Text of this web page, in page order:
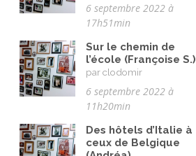
Solidarité (24)
Technologie (évolution) (24)
Travail (102)
(19)
Vie quotidienne (44)
Vieillissement (20)
6 septembre 2022 à
17h51min
Sur le chemin de
l’école (Françoise S.)
par clodomir
6 septembre 2022 à
11h20min
Des hôtels d’Italie à
ceux de Belgique